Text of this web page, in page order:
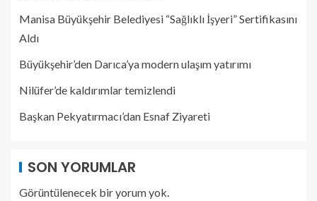
Manisa Büyükşehir Belediyesi “Sağlıklı İşyeri” Sertifikasını
Aldı
Büyükşehir’den Darıca’ya modern ulaşım yatırımı
Nilüfer’de kaldırımlar temizlendi
Başkan Pekyatırmacı’dan Esnaf Ziyareti
SON YORUMLAR
Görüntülenecek bir yorum yok.